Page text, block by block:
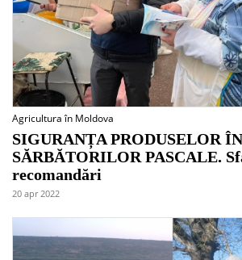
Agricultura în Moldova
SIGURANȚA PRODUSELOR
SĂRBĂTORILOR PASCALE.
recomandări
20 apr 2022